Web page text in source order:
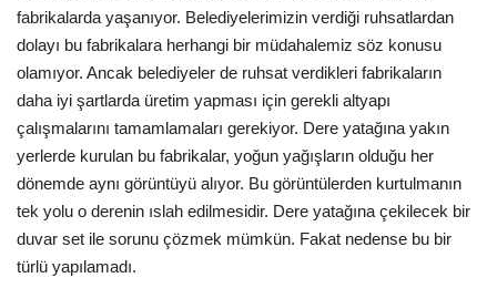
fabrikalarda yaşanıyor. Belediyelerimizin verdiği ruhsatlardan
dolayı bu fabrikalara herhangi bir müdahalemiz söz konusu
olamıyor. Ancak belediyeler de ruhsat verdikleri fabrikaların
daha iyi şartlarda üretim yapması için gerekli altyapı
çalışmalarını tamamlamaları gerekiyor. Dere yatağına yakın
yerlerde kurulan bu fabrikalar, yoğun yağışların olduğu her
dönemde aynı görüntüyü alıyor. Bu görüntülerden kurtulmanın
tek yolu o derenin ıslah edilmesidir. Dere yatağına çekilecek bir
duvar set ile sorunu çözmek mümkün. Fakat nedense bu bir
türlü yapılamadı.